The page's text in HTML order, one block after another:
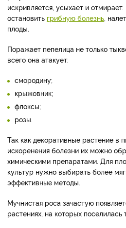
искривляется, усыхает и
остановить грибную болезнь ,
плоды.
Поражает пепелица не только
всего она атакует:
смородину;
крыжовник;
флоксы;
розы.
Так как декоративные растение в
искоренения болезни их можно
химическими препаратами. Для
культур нужно выбирать более
эффективные методы.
Мучнистая роса зачастую
растениях, на которых поселилась